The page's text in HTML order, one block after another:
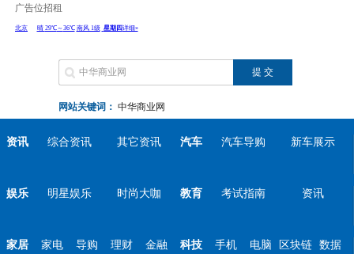
广告位招租
网站关键词： 中华商业网
资讯 综合资讯 其它资讯 汽车 汽车导购 新车展示
娱乐 明星娱乐 时尚大咖 教育 考试指南 资讯
家居 家电 导购 理财 金融 科技 手机 电脑 区块链 数据